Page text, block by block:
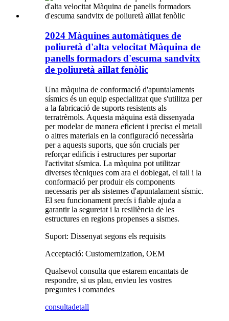
2024 Màquines automàtiques de
poliuretà d'alta velocitat Màquina de
panells formadors d'escuma sandvitx
de poliuretà aïllat fenòlic
Una màquina de conformació d'apuntalaments
sísmics és un equip especialitzat que s'utilitza per
a la fabricació de suports resistents als
terratrèmols. Aquesta màquina està dissenyada
per modelar de manera eficient i precisa el metall
o altres materials en la configuració necessària
per a aquests suports, que són crucials per
reforçar edificis i estructures per suportar
l'activitat sísmica. La màquina pot utilitzar
diverses tècniques com ara el doblegat, el tall i la
conformació per produir els components
necessaris per als sistemes d'apuntalament sísmic.
El seu funcionament precís i fiable ajuda a
garantir la seguretat i la resiliència de les
estructures en regions propenses a sismes.
Suport: Dissenyat segons els requisits
Acceptació: Customernization, OEM
Qualsevol consulta que estarem encantats de
respondre, si us plau, envieu les vostres
preguntes i comandes
consultadetall